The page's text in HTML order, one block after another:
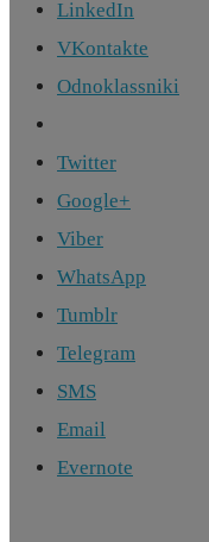
LinkedIn
VKontakte
Odnoklassniki
Twitter
Google+
Viber
WhatsApp
Tumblr
Telegram
SMS
Email
Evernote